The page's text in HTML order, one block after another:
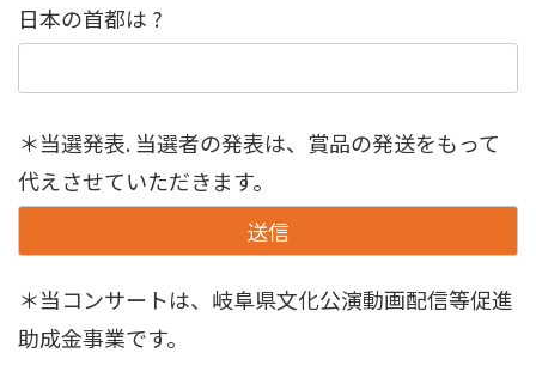
日本の首都は ?
＊当選発表. 当選者の発表は、賞品の発送をもって
代えさせていただきます。
＊当コンサートは、岐阜県文化公演動画配信等促進
助成金事業です。